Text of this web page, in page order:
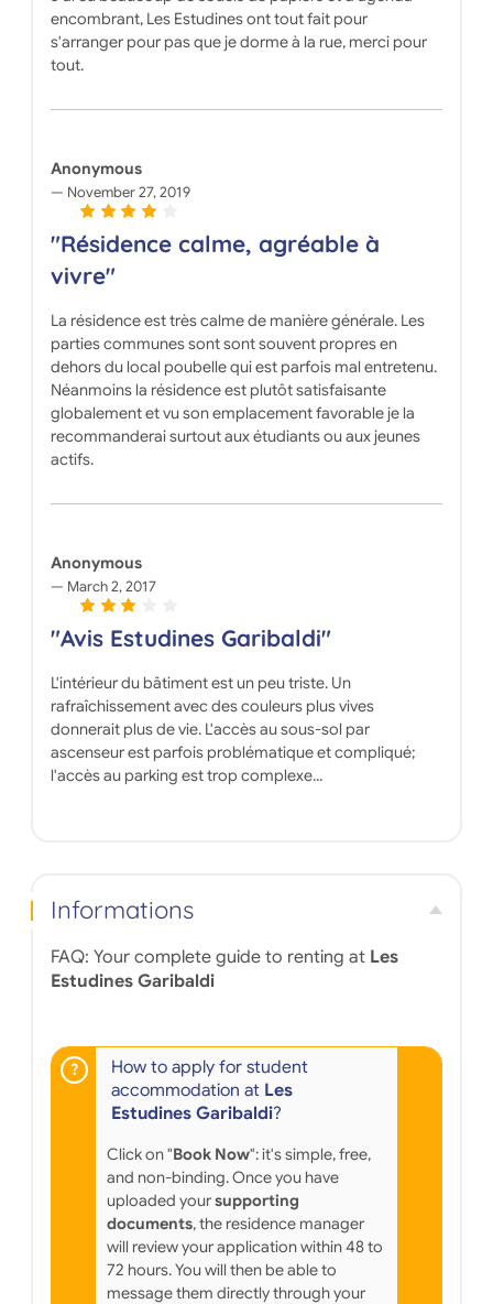
encombrant, Les Estudines ont tout fait pour
s'arranger pour pas que je dorme à la rue, merci pour
tout.
Anonymous
November 27, 2019
"Résidence calme, agréable à
vivre"
La résidence est très calme de manière générale. Les
parties communes sont sont souvent propres en
dehors du local poubelle qui est parfois mal entretenu.
Néanmoins la résidence est plutôt satisfaisante
globalement et vu son emplacement favorable je la
recommanderai surtout aux étudiants ou aux jeunes
actifs.
Anonymous
March 2, 2017
"Avis Estudines Garibaldi"
L'intérieur du bâtiment est un peu triste. Un
rafraîchissement avec des couleurs plus vives
donnerait plus de vie. L'accès au sous-sol par
ascenseur est parfois problématique et compliqué;
l'accès au parking est trop complexe...
Informations
FAQ: Your complete guide to renting at Les
Estudines Garibaldi
How to apply for student
accommodation at Les
Estudines Garibaldi?
Click on "Book Now": it's simple, free,
and non-binding. Once you have
uploaded yoursupporting
documents, the residence manager
will review your application within 48 to
72 hours. You will then be able to
message them directly through your